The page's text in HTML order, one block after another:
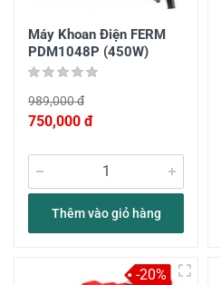
Máy Khoan Điện FERM
PDM1048P (450W)
989,000 đ
750,000 đ
Thêm vào giỏ hàng
-20%